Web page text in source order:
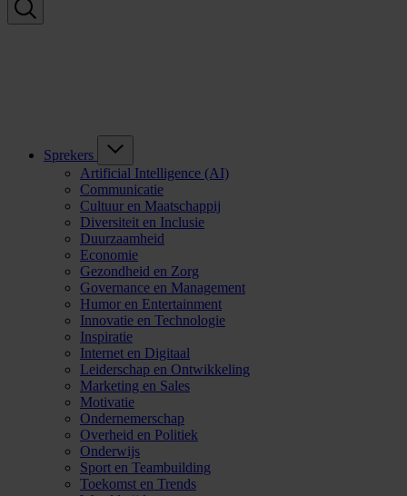
Sprekers
Artificial Intelligence (AI)
Communicatie
Cultuur en Maatschappij
Diversiteit en Inclusie
Duurzaamheid
Economie
Gezondheid en Zorg
Governance en Management
Humor en Entertainment
Innovatie en Technologie
Inspiratie
Internet en Digitaal
Leiderschap en Ontwikkeling
Marketing en Sales
Motivatie
Ondernemerschap
Overheid en Politiek
Onderwijs
Sport en Teambuilding
Toekomst en Trends